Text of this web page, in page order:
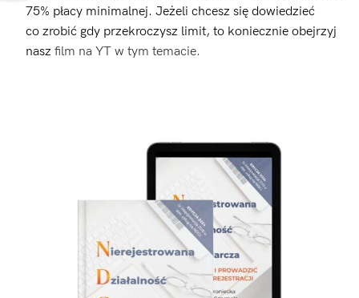
75% płacy minimalnej. Jeżeli chcesz się dowiedzieć
co zrobić gdy przekroczysz limit, to koniecznie obejrzyj
nasz film na YT w tym temacie.